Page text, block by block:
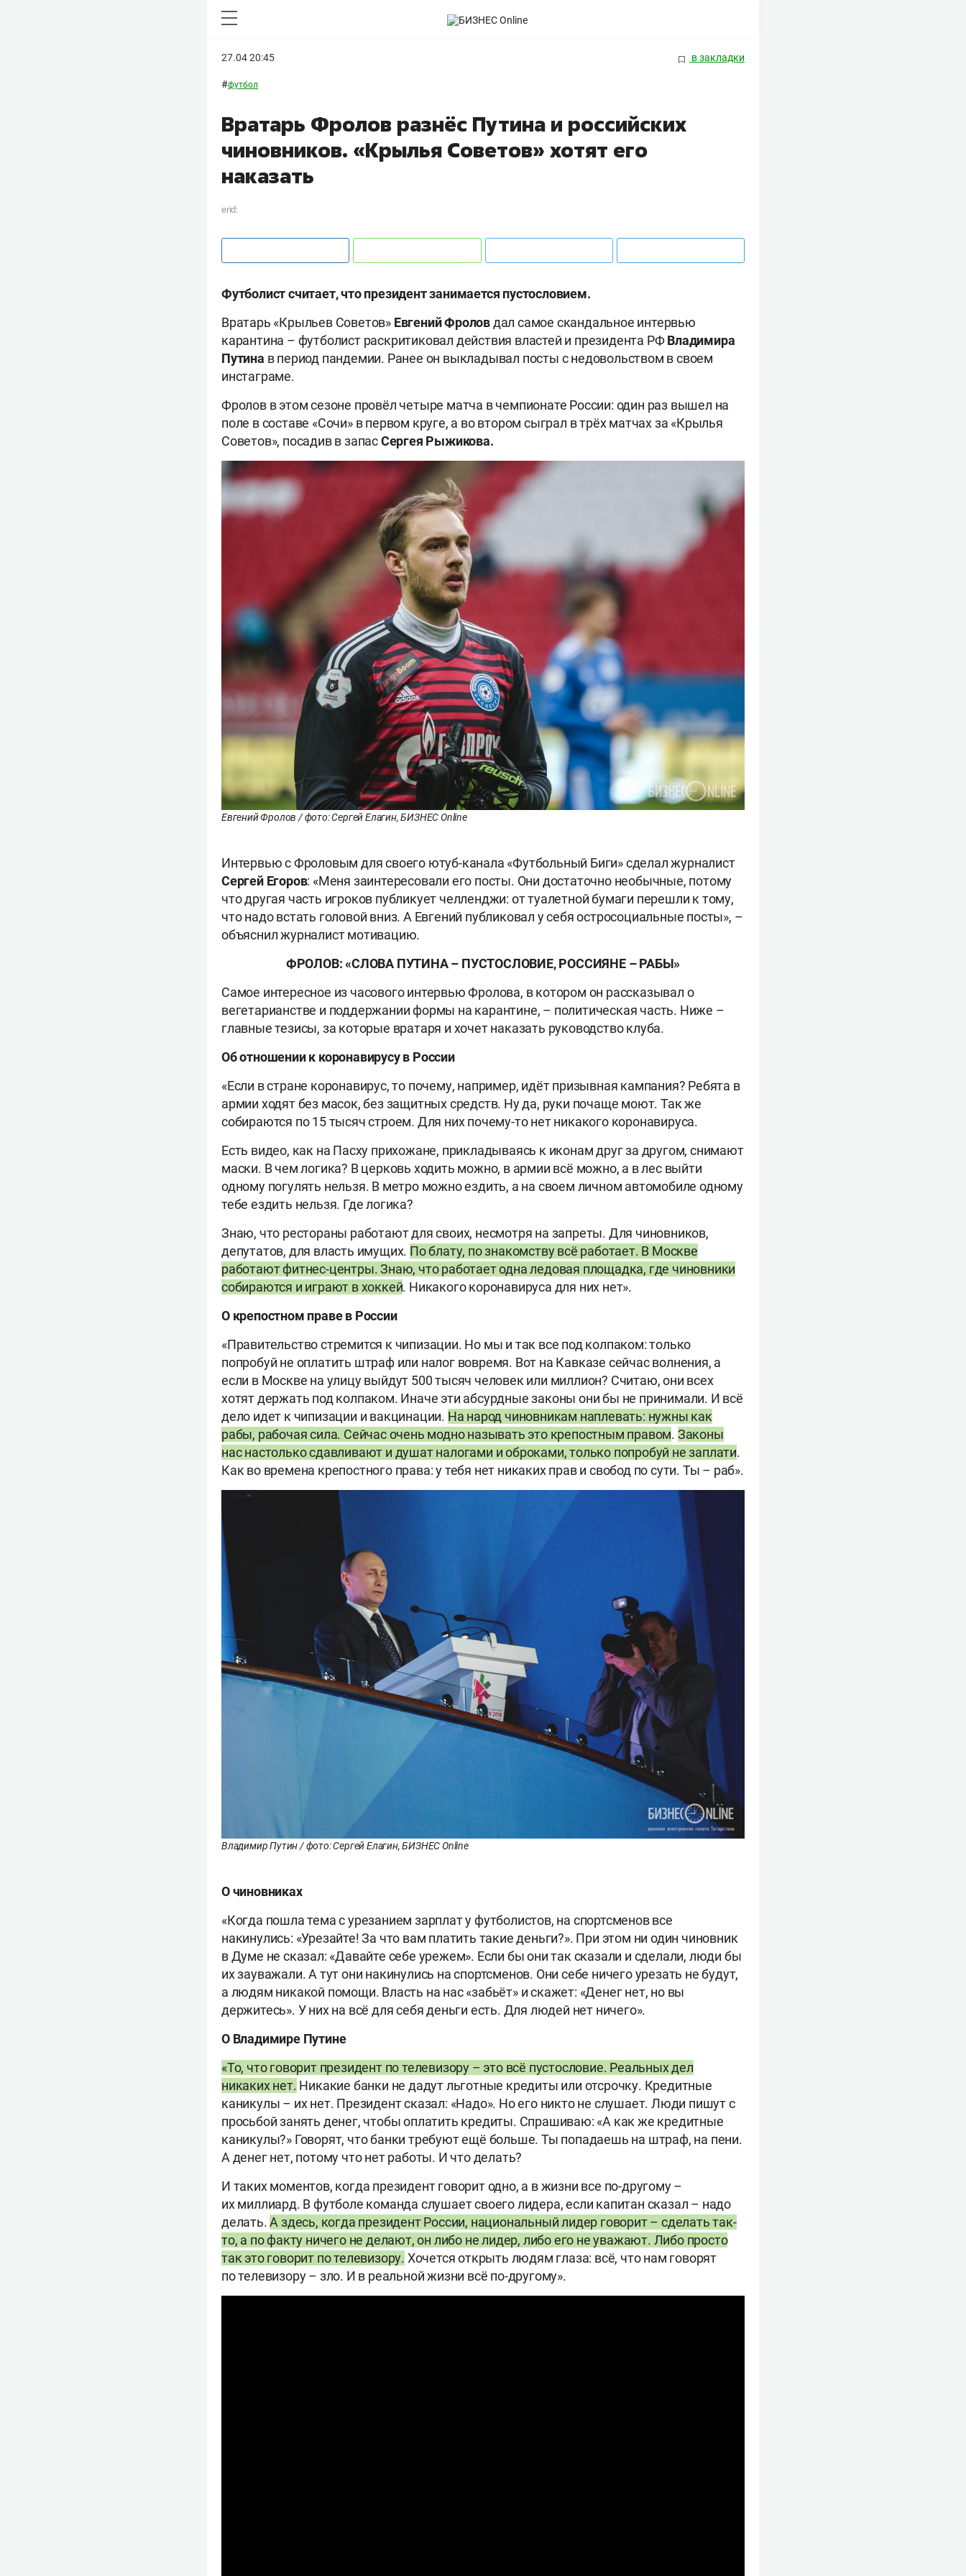
27.04 20:45 в закладки
#футбол
Вратарь Фролов разнёс Путина и российских
чиновников. «Крылья Советов» хотят его
наказать
erid:
Футболист считает, что президент занимается пустословием.
Вратарь «Крыльев Советов» Евгений Фроловдал самое скандальное интервью
карантина – футболист раскритиковал действия властей и президента РФВладимира
Путина в период пандемии. Ранее он выкладывал посты с недовольством в своем
инстаграме.
Фролов в этом сезоне провёл четыре матча в чемпионате России: один раз вышел на
поле в составе «Сочи» в первом круге, а во втором сыграл в трёх матчах за «Крылья
Советов», посадив в запасСергея Рыжикова.
Евгений Фролов / фото: Сергей Елагин, БИЗНЕС Online
Интервью с Фроловым для своего ютуб-канала «Футбольный Биги» сделал журналист
Сергей Егоров: «Меня заинтересовали его посты. Они достаточно необычные, потому
что другая часть игроков публикует челленджи: от туалетной бумаги перешли к тому,
что надо встать головой вниз. А Евгений публиковал у себя остросоциальные посты», –
объяснил журналист мотивацию.
ФРОЛОВ: «СЛОВА ПУТИНА – ПУСТОСЛОВИЕ, РОССИЯНЕ – РАБЫ»
Самое интересное из часового интервью Фролова, в котором он рассказывал о
вегетарианстве и поддержании формы на карантине, – политическая часть. Ниже –
главные тезисы, за которые вратаря и хочет наказать руководство клуба.
Об отношении к коронавирусу в России
«Если в стране коронавирус, то почему, например, идёт призывная кампания? Ребята в
армии ходят без масок, без защитных средств. Ну да, руки почаще моют. Так же
собираются по 15 тысяч строем. Для них почему-то нет никакого коронавируса.
Есть видео, как на Пасху прихожане, прикладываясь к иконам друг за другом, снимают
маски. В чем логика? В церковь ходить можно, в армии всё можно, а в лес выйти
одному погулять нельзя. В метро можно ездить, а на своем личном автомобиле одному
тебе ездить нельзя. Где логика?
Знаю, что рестораны работают для своих, несмотря на запреты. Для чиновников,
депутатов, для власть имущих. По блату, по знакомству всё работает. В Москве
работают фитнес-центры. Знаю, что работает одна ледовая площадка, где чиновники
собираются и играют в хоккей. Никакого коронавируса для них нет».
О крепостном праве в России
«Правительство стремится к чипизации. Но мы и так все под колпаком: только
попробуй не оплатить штраф или налог вовремя. Вот на Кавказе сейчас волнения, а
если в Москве на улицу выйдут 500 тысяч человек или миллион? Считаю, они всех
хотят держать под колпаком. Иначе эти абсурдные законы они бы не принимали. И всё
дело идет к чипизации и вакцинации. На народ чиновникам наплевать: нужны как
рабы, рабочая сила. Сейчас очень модно называть это крепостным правом. Законы
нас настолько сдавливают и душат налогами и оброками, только попробуй не заплати.
Как во времена крепостного права: у тебя нет никаких прав и свобод по сути. Ты – раб».
Владимир Путин / фото: Сергей Елагин, БИЗНЕС Online
О чиновниках
«Когда пошла тема с урезанием зарплат у футболистов, на спортсменов все
накинулись: «Урезайте! За что вам платить такие деньги?». При этом ни один чиновник
в Думе не сказал: «Давайте себе урежем». Если бы они так сказали и сделали, люди бы
их зауважали. А тут они накинулись на спортсменов. Они себе ничего урезать не будут,
а людям никакой помощи. Власть на нас «забьёт» и скажет: «Денег нет, но вы
держитесь». У них на всё для себя деньги есть. Для людей нет ничего».
О Владимире Путине
«То, что говорит президент по телевизору – это всё пустословие. Реальных дел
никаких нет. Никакие банки не дадут льготные кредиты или отсрочку. Кредитные
каникулы – их нет. Президент сказал: «Надо». Но его никто не слушает. Люди пишут с
просьбой занять денег, чтобы оплатить кредиты. Спрашиваю: «А как же кредитные
каникулы?» Говорят, что банки требуют ещё больше. Ты попадаешь на штраф, на пени.
А денег нет, потому что нет работы. И что делать?
И таких моментов, когда президент говорит одно, а в жизни все по-другому –
их миллиард. В футболе команда слушает своего лидера, если капитан сказал – надо
делать.А здесь, когда президент России, национальный лидер говорит – сделать так-
то, а по факту ничего не делают, он либо не лидер, либо его не уважают. Либо просто
так это говорит по телевизору. Хочется открыть людям глаза: всё, что нам говорят
по телевизору – зло. И в реальной жизни всё по-другому».